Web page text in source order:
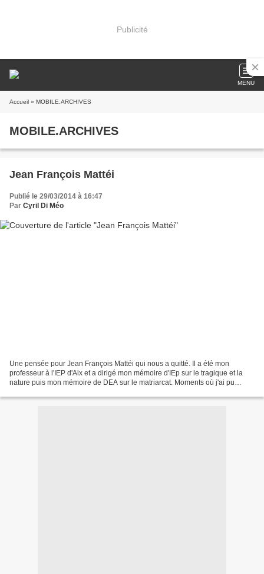
Publicité
MENU
Accueil » MOBILE.ARCHIVES
MOBILE.ARCHIVES
Jean François Mattéi
Publié le 29/03/2014 à 16:47
Par Cyril Di Méo
Une pensée pour Jean François Mattéi qui nous a quitté. Il a été mon
professeur à l'IEP d'Aix et a dirigé mon mémoire d'IEp sur le tragique et la
nature puis mon mémoire de DEA sur le matriarcat. Moments où j'ai pu